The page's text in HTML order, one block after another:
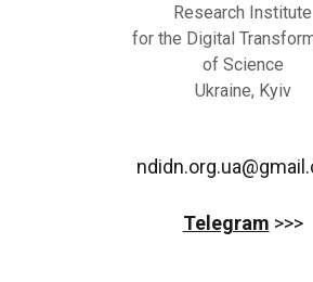
Research Institute
for the Digital
of Science
Ukraine, Kyiv
Telegram >>>